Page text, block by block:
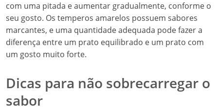
com uma pitada e aumentar gradualmente, conforme o
seu gosto. Os temperos amarelos possuem sabores
marcantes, e uma quantidade adequada pode fazer a
diferença entre um prato equilibrado e um prato com
um gosto muito forte.
Dicas para não sobrecarregar o
sabor